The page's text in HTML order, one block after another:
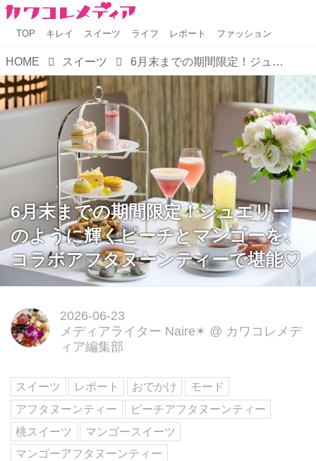
TOP キレイ スイーツ ライフ レポート ファッション
HOME スイーツ 6月末までの期間限定！ジュエリーのように輝くピーチとマンゴーを、コラボアフタヌーンティーで堪能♡
6月末までの期間限定！ジュエリー
のように輝くピーチとマンゴーを、
コラボアフタヌーンティーで堪能♡
2026-06-23
メディアライター Naire✴︎ @ カワコレメデ
ィア編集部
スイーツ レポート おでかけ
モード
アフタヌーンティー
ピーチアフタヌーンティー
桃スイーツ
マンゴースイーツ
マンゴーアフタヌーンティー